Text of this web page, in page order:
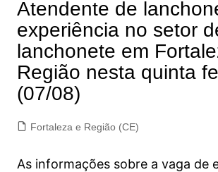
Atendente de
experiência no setor
lanchonete em
Região nesta quinta
(07/08)
Fortaleza e Região (CE)
As informações sobre a vaga de